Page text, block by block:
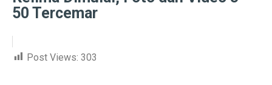
Prakiraan Cuaca Kaltara 2 Oktober 2025: Cerah
50 Tercemar
Post Views: 303